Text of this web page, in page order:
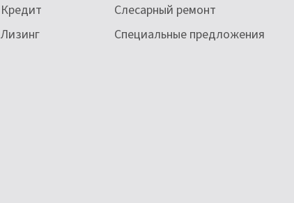
Кредит
Лизинг
Слесарный ремонт
Специальные предложения